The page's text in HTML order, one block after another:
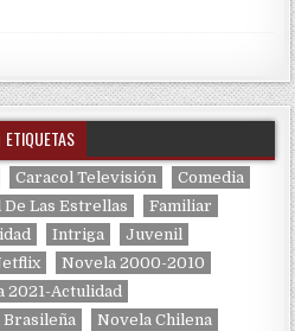
ETIQUETAS
Caracol Televisión
Comedia
De Las Estrellas
Familiar
Intriga
Juvenil
Novela 2000-2010
2021-Actulidad
Brasileña
Novela Chilena